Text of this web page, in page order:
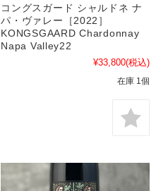
コングスガード シャルドネ ナ
パ・ヴァレー［2022］
KONGSGAARD Chardonnay
Napa Valley22
¥33,800(税込)
在庫 1個